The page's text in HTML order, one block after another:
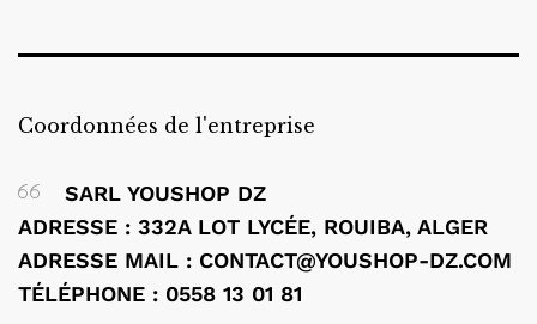
Coordonnées de l'entreprise
SARL YOUSHOP DZ
ADRESSE : 332A LOT LYCÉE, ROUIBA, ALGER
ADRESSE MAIL : CONTACT@YOUSHOP-DZ.COM
TÉLÉPHONE : 0558 13 01 81